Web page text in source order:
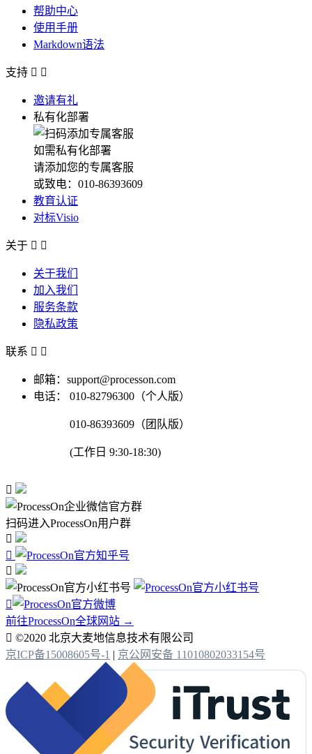
帮助中心
使用手册
Markdown语法
支持  
邀请有礼
私有化部署
如需私有化部署
请添加您的专属客服
或致电：010-86393609
教育认证
对标Visio
关于  
关于我们
加入我们
服务条款
隐私政策
联系  
邮箱：support@processon.com
电话：
010-82796300（个人版）
010-86393609（团队版）
(工作日 9:30-18:30)

扫码进入ProcessOn用户群




前往ProcessOn全球网站 →
 ©2020 北京大麦地信息技术有限公司
京ICP备15008605号-1 | 京公网安备 11010802033154号